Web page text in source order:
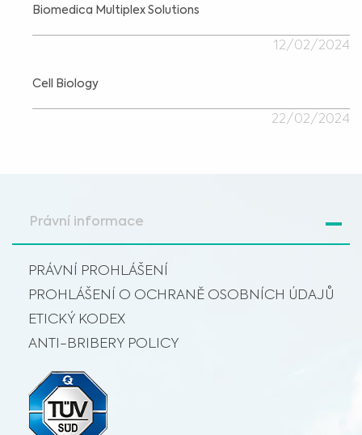
Biomedica Multiplex Solutions
12/02/2024
Cell Biology
22/02/2024
Právní informace
PRÁVNÍ PROHLÁŠENÍ
PROHLÁŠENÍ O OCHRANĚ OSOBNÍCH ÚDAJŮ
ETICKÝ KODEX
ANTI-BRIBERY POLICY